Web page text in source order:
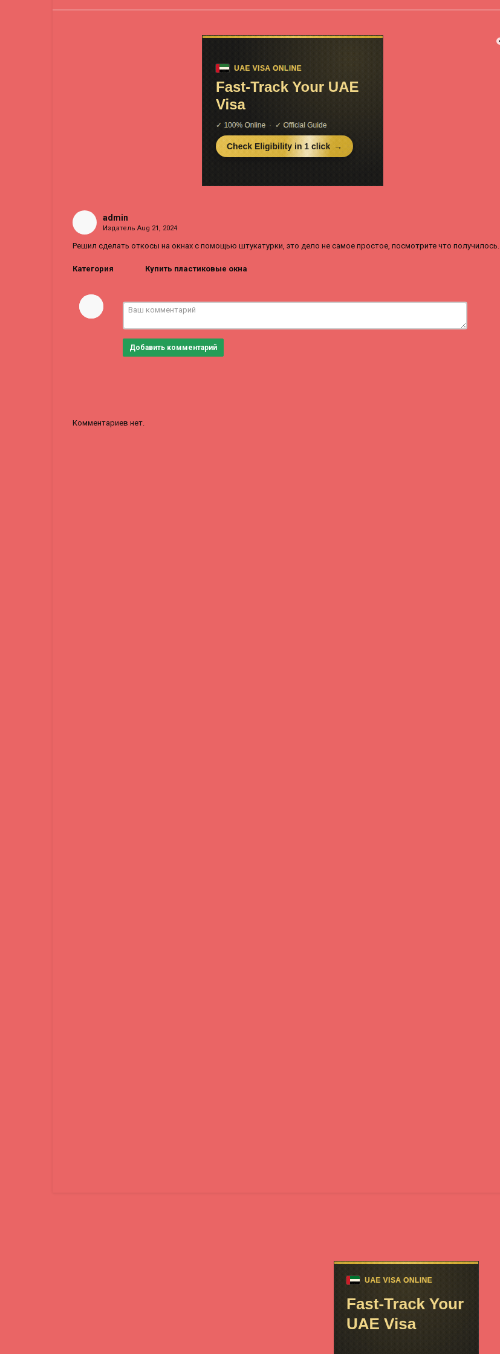
admin
Издатель Aug 21, 2024
Решил сделать откосы на окнах с помощью штукатурки, это дело не самое простое, посмотрите что получилось.
Категория Купить пластиковые окна
Добавить комментарий
Комментариев нет.